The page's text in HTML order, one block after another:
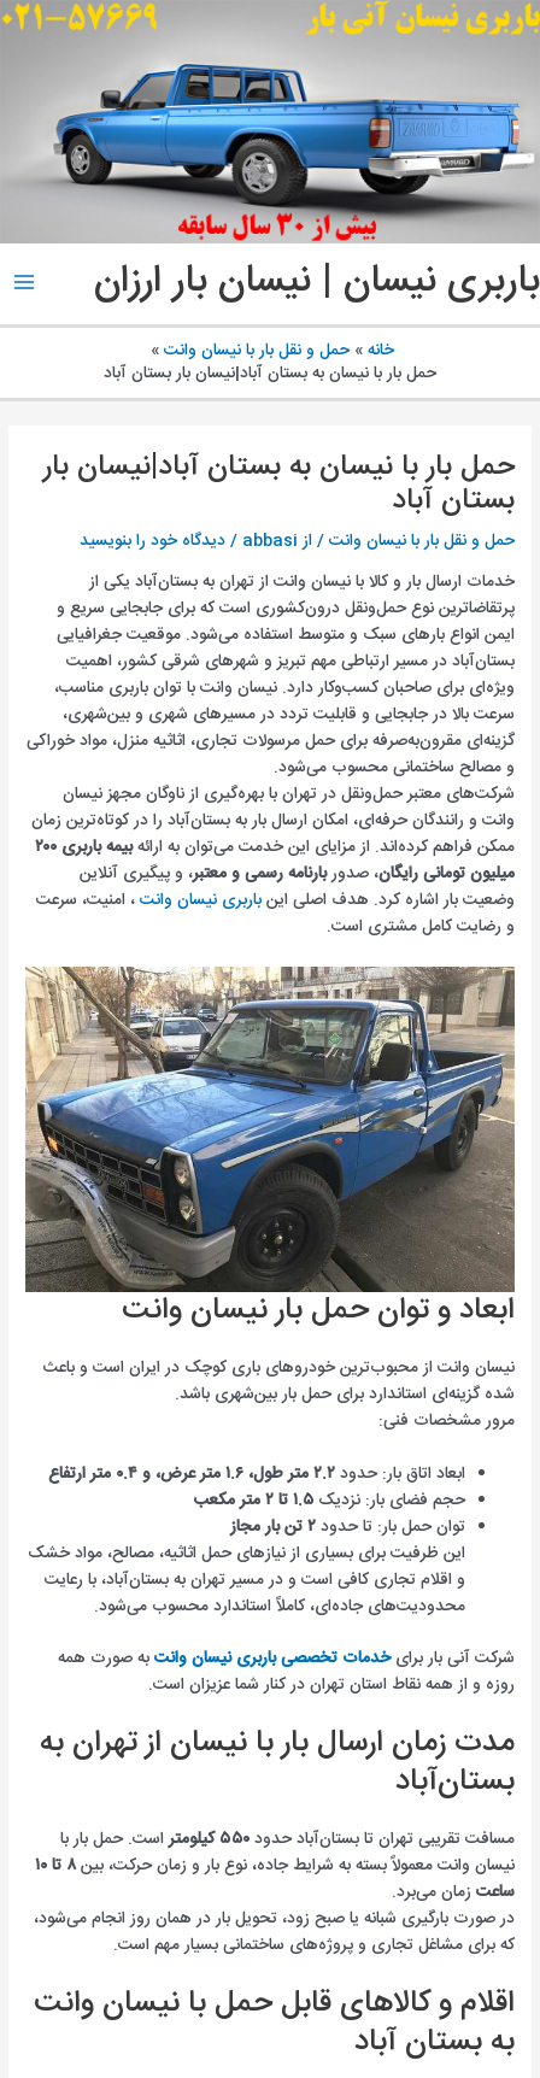
باربری نیسان | نیسان بار ارزان
خانه
حمل و نقل بار با نیسان وانت
حمل بار با نیسان به بستان آباد|نیسان بار بستان آباد
حمل بار با نیسان به بستان آباد|نیسان بار
بستان آباد
حمل و نقل بار با نیسان وانت/ از abbasi
/دیدگاه‌ خود را بنویسید
خدمات ارسال بار و کالا با نیسان وانت از تهران به بستان‌آباد یکی از
پرتقاضاترین نوع حمل‌ونقل درون‌کشوری است که برای جابجایی سریع و
ایمن انواع بارهای سبک و متوسط استفاده می‌شود. موقعیت جغرافیایی
بستان‌آباد در مسیر ارتباطی مهم تبریز و شهرهای شرقی کشور، اهمیت
ویژه‌ای برای صاحبان کسب‌وکار دارد. نیسان وانت با توان باربری مناسب،
سرعت بالا در جابجایی و قابلیت تردد در مسیرهای شهری و بین‌شهری،
گزینه‌ای مقرون‌به‌صرفه برای حمل مرسولات تجاری، اثاثیه منزل، مواد خوراکی
و مصالح ساختمانی محسوب می‌شود.
شرکت‌های معتبر حمل‌ونقل در تهران با بهره‌گیری از ناوگان مجهز نیسان
وانت و رانندگان حرفه‌ای، امکان ارسال بار به بستان‌آباد را در کوتاه‌ترین زمان
ممکن فراهم کرده‌اند. از مزایای این خدمت می‌توان به ارائه
بیمه باربری ۲۰۰
میلیون تومانی رایگان، صدوربارنامه رسمی و معتبر، و پیگیری آنلاین
وضعیت بار اشاره کرد. هدف اصلی اینباربری نیسان وانت، امنیت، سرعت
و رضایت کامل مشتری است.
ابعاد و توان حمل بار نیسان وانت
نیسان وانت از محبوب‌ترین خودروهای باری کوچک در ایران است و باعث
شده گزینه‌ای استاندارد برای حمل بار بین‌شهری باشد.
مرور مشخصات فنی:
ابعاد اتاق بار: حدود۲.۲ متر طول، ۱.۶ متر عرض، و ۰.۴ متر ارتفاع
حجم فضای بار: نزدیک۱.۵ تا ۲ متر مکعب
توان حمل بار: تا حدود۲ تن بار مجاز
این ظرفیت برای بسیاری از نیازهای حمل اثاثیه، مصالح، مواد خشک
و اقلام تجاری کافی است و در مسیر تهران به بستان‌آباد، با رعایت
محدودیت‌های جاده‌ای، کاملاً استاندارد محسوب می‌شود.
شرکت آنی بار برایخدمات تخصصی باربری نیسان وانتبه صورت همه
روزه و از همه نقاط استان تهران در کنار شما عزیزان است.
مدت زمان ارسال بار با نیسان از تهران به
بستان‌آباد
مسافت تقریبی تهران تا بستان‌آباد حدود۵۵۰ کیلومتر
است. حمل بار با
نیسان وانت معمولاً بسته به شرایط جاده، نوع بار و زمان حرکت، بین
۸ تا ۱۰
ساعت زمان می‌برد.
در صورت بارگیری شبانه یا صبح زود، تحویل بار در همان روز انجام می‌شود،
که برای مشاغل تجاری و پروژه‌های ساختمانی بسیار مهم است.
اقلام و کالاهای قابل حمل با نیسان وانت
به بستان آباد